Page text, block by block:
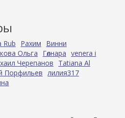
Rub Рахим
Винни
Ольга Гөлнара venera i
Черепанов
Tatiana Al
Порфильев лилия317